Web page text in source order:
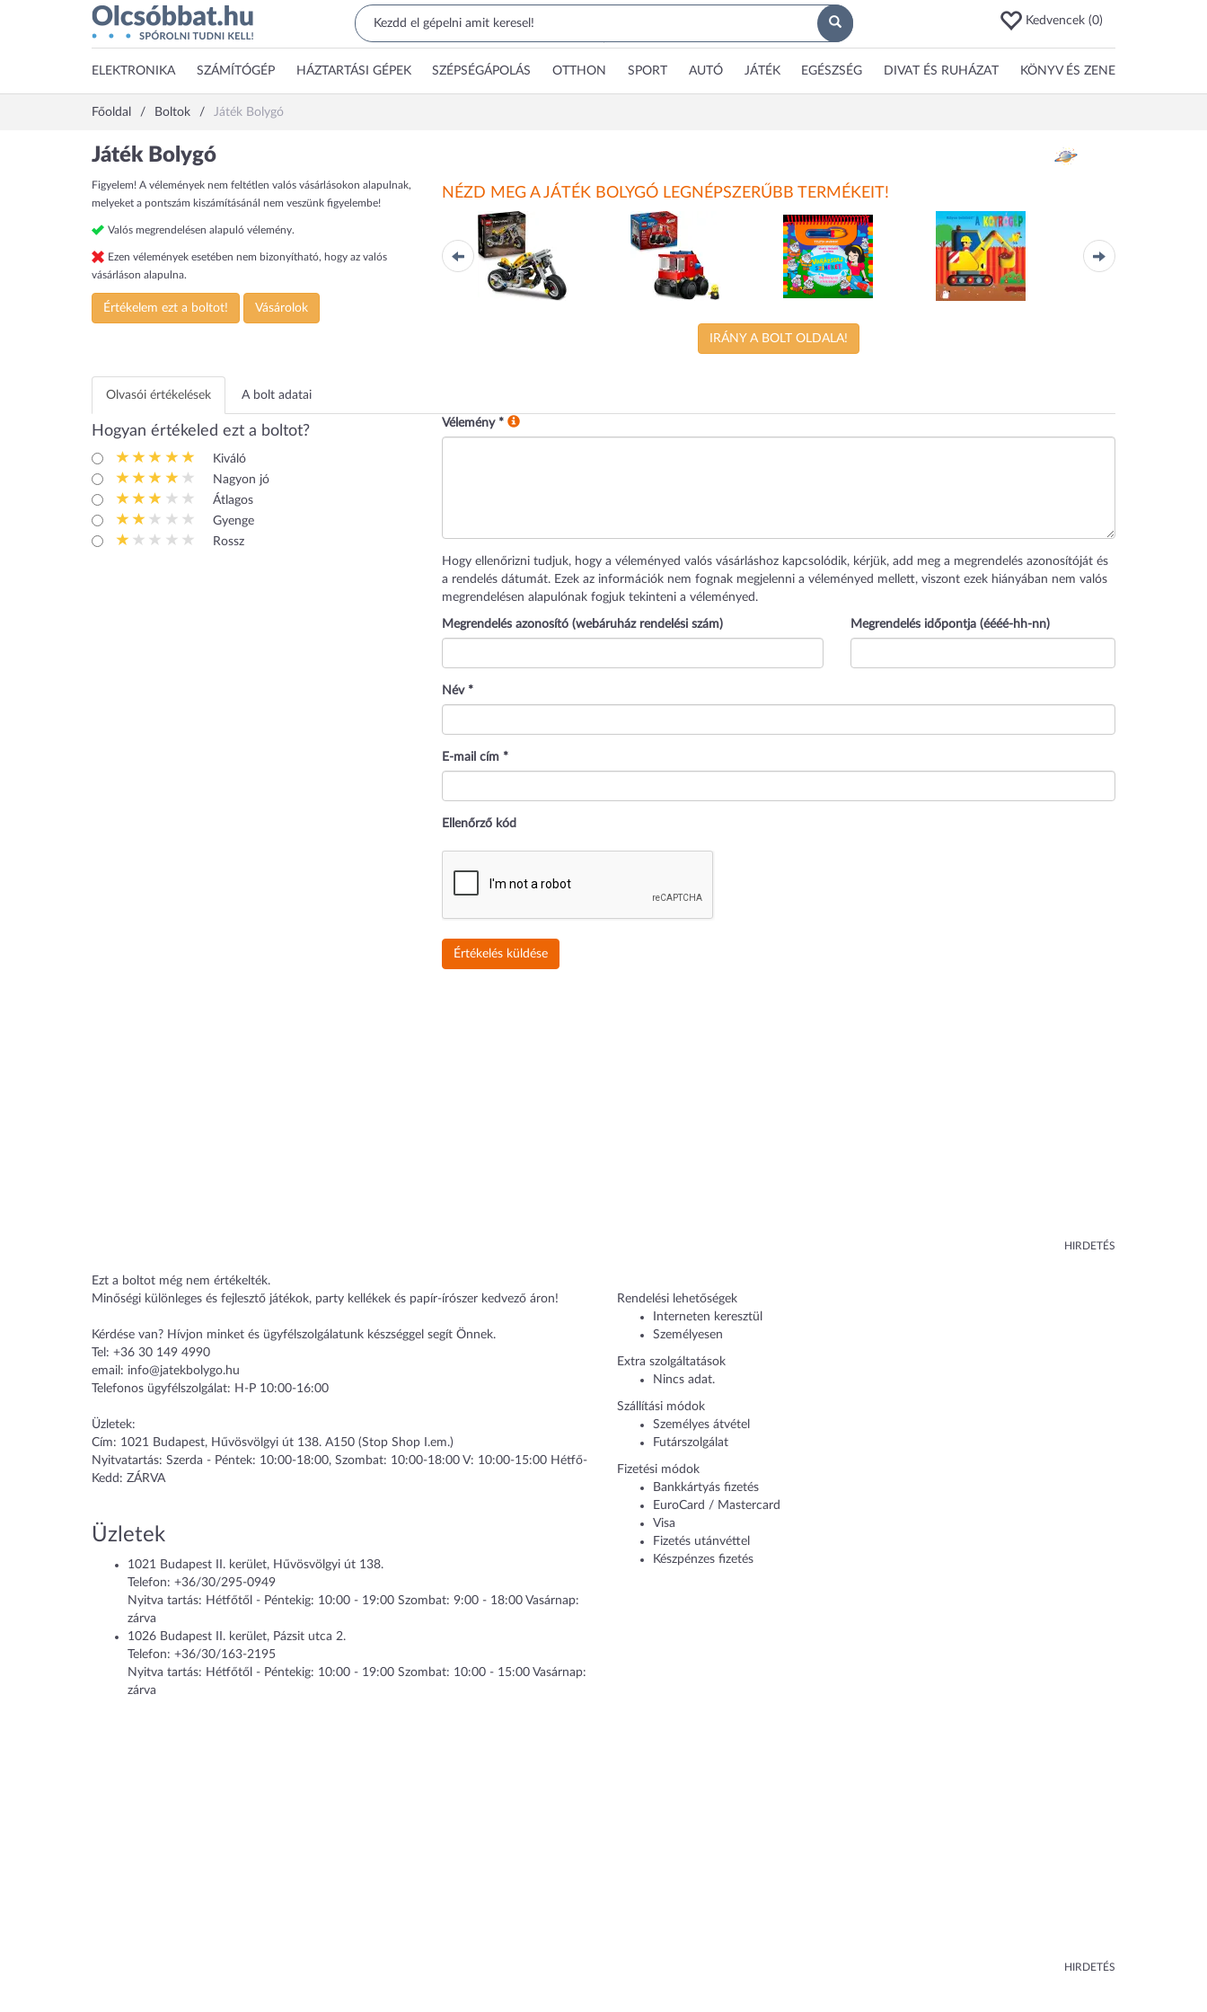
Kedvencek (0)
ELEKTRONIKA SZÁMÍTÓGÉP HÁZTARTÁSI GÉPEK SZÉPSÉGÁPOLÁS OTTHON SPORT AUTÓ JÁTÉK EGÉSZSÉG DIVAT ÉS RUHÁZAT KÖNYV ÉS ZENE
Főoldal Boltok Játék Bolygó
Játék Bolygó
Figyelem! A vélemények nem feltétlen valós vásárlásokon alapulnak,
melyeket a pontszám kiszámításánál nem veszünk figyelembe!
Valós megrendelésen alapuló vélemény.
Ezen vélemények esetében nem bizonyítható, hogy az valós
vásárláson alapulna.
Értékelem ezt a boltot! Vásárolok
NÉZD MEG A JÁTÉK BOLYGÓ LEGNÉPSZERŰBB TERMÉKEIT!
Friends Jutifalat
Varázslatos
Tűzoltóautó
színeket! -
Hófehérke
IRÁNY A BOLT OLDALA!
Olvasói értékelések A bolt adatai
Hogyan értékeled ezt a boltot?
Kiváló
Nagyon jó
Átlagos
Gyenge
Rossz
Vélemény *
Hogy ellenőrizni tudjuk, hogy a véleményed valós vásárláshoz kapcsolódik, kérjük, add meg a megrendelés azonosítóját és
a rendelés dátumát. Ezek az információk nem fognak megjelenni a véleményed mellett, viszont ezek hiányában nem valós
megrendelésen alapulónak fogjuk tekinteni a véleményed.
Megrendelés azonosító (webáruház rendelési szám) Megrendelés időpontja (éééé-hh-nn)
Név *
E-mail cím *
Ellenőrző kód
HIRDETÉS
Ezt a boltot még nem értékelték.
Minőségi különleges és fejlesztő játékok, party kellékek és papír-írószer kedvező áron!
Kérdése van? Hívjon minket és ügyfélszolgálatunk készséggel segít Önnek.
Tel: +36 30 149 4990
email: info@jatekbolygo.hu
Telefonos ügyfélszolgálat: H-P 10:00-16:00
Üzletek:
Cím: 1021 Budapest, Hűvösvölgyi út 138. A150 (Stop Shop I.em.)
Nyitvatartás: Szerda - Péntek: 10:00-18:00, Szombat: 10:00-18:00 V: 10:00-15:00 Hétfő-
Kedd: ZÁRVA
Üzletek
1021 Budapest II. kerület, Hűvösvölgyi út 138.
Telefon: +36/30/295-0949
Nyitva tartás: Hétfőtől - Péntekig: 10:00 - 19:00 Szombat: 9:00 - 18:00 Vasárnap:
zárva
1026 Budapest II. kerület, Pázsit utca 2.
Telefon: +36/30/163-2195
Nyitva tartás: Hétfőtől - Péntekig: 10:00 - 19:00 Szombat: 10:00 - 15:00 Vasárnap:
zárva
Rendelési lehetőségek
Interneten keresztül
Személyesen
Extra szolgáltatások
Nincs adat.
Szállítási módok
Személyes átvétel
Futárszolgálat
Fizetési módok
Bankkártyás fizetés
EuroCard / Mastercard
Visa
Fizetés utánvéttel
Készpénzes fizetés
HIRDETÉS